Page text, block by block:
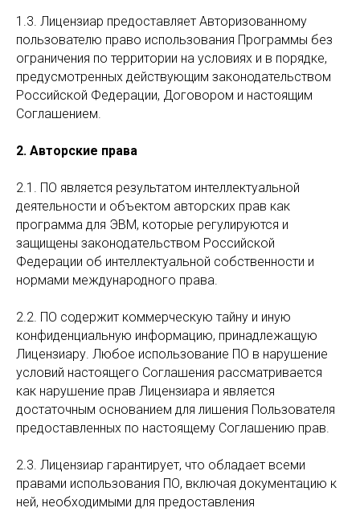
1.3. Лицензиар предоставляет Авторизованному
пользователю право использования Программы без
ограничения по территории на условиях и в порядке,
предусмотренных действующим законодательством
Российской Федерации, Договором и настоящим
Соглашением.
2. Авторские права
2.1. ПО является результатом интеллектуальной
деятельности и объектом авторских прав как
программа для ЭВМ, которые регулируются и
защищены законодательством Российской
Федерации об интеллектуальной собственности и
нормами международного права.
2.2. ПО содержит коммерческую тайну и иную
конфиденциальную информацию, принадлежащую
Лицензиару. Любое использование ПО в нарушение
условий настоящего Соглашения рассматривается
как нарушение прав Лицензиара и является
достаточным основанием для лишения Пользователя
предоставленных по настоящему Соглашению прав.
2.3. Лицензиар гарантирует, что обладает всеми
правами использования ПО, включая документацию к
ней, необходимыми для предоставления